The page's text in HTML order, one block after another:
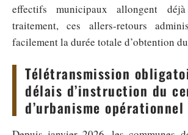
effectifs municipaux allongent
traitement, ces allers-retours
facilement la durée totale d’obtention
Télétransmission
délais d’instruction du
d’urbanisme opérationnel